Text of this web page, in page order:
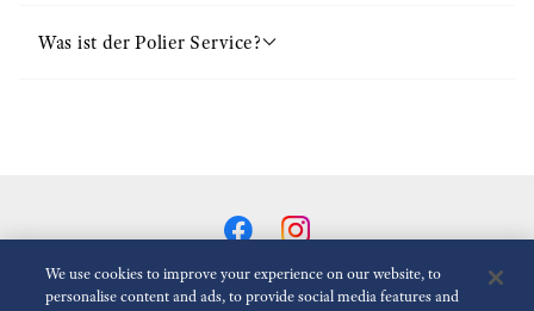
Was ist der Polier Service?
We use cookies to improve your experience on our website, to
personalise content and ads, to provide social media features and